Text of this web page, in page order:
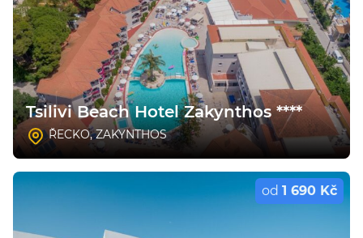
Tsilivi Beach Hotel Zakynthos ****
ŘECKO,ZAKYNTHOS
od 1 690 Kč